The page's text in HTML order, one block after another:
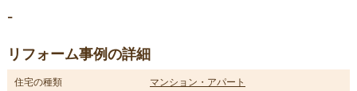
-
リフォーム事例の詳細
住宅の種類 マンション・アパート